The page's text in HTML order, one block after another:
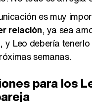
es muy
relación, ya sea
y Leo debería tenerlo
semanas.
para los